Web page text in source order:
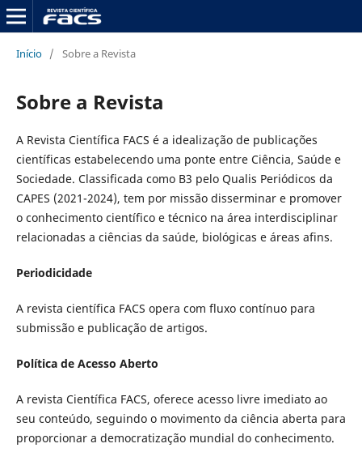
Início / Sobre a Revista
Sobre a Revista
A Revista Científica FACS é a idealização de publicações
científicas estabelecendo uma ponte entre Ciência, Saúde e
Sociedade. Classificada como B3 pelo Qualis Periódicos da
CAPES (2021-2024), tem por missão disserminar e promover
o conhecimento científico e técnico na área interdisciplinar
relacionadas a ciências da saúde, biológicas e áreas afins.
Periodicidade
A revista científica FACS opera com fluxo contínuo para
submissão e publicação de artigos.
Política de Acesso Aberto
A revista Científica FACS, oferece acesso livre imediato ao
seu conteúdo, seguindo o movimento da ciência aberta para
proporcionar a democratização mundial do conhecimento.